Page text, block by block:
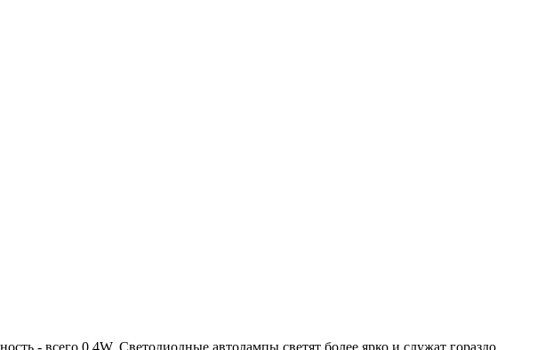
- всего 0.4W. Светодиодные автолампы светят более ярко и служат гораздо